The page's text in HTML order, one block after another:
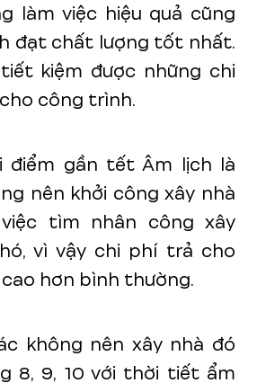
làm việc hiệu quả cũng
đạt chất lượng tốt nhất.
kiệm được những chi
công trình.
điểm gần tết Âm lịch là
nên khởi công xây nhà
tìm nhân công xây
vì vậy chi phí trả cho
hơn bình thường.
không nên xây nhà đó
8, 9, 10 với thời tiết ẩm